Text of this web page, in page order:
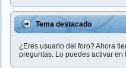
Tema destacado
¿Eres usuario del foro? Ahora
preguntas. Lo puedes activar en